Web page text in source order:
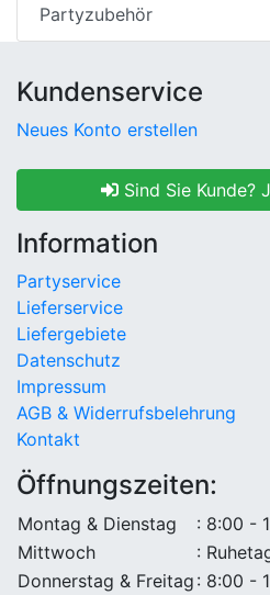
Partyzubehör
Kundenservice
Neues Konto erstellen
Sind Sie Kunde?
Information
Partyservice
Lieferservice
Liefergebiete
Datenschutz
Impressum
AGB & Widerrufsbelehrung
Kontakt
Öffnungszeiten:
Montag & Dienstag
: 8:00 -
Mittwoch
:
Donnerstag & Freitag : 8:00 -